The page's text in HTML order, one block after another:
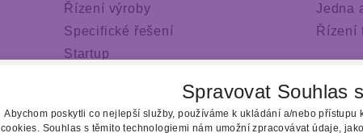
Spravovat Souhlas
Abychom poskytli co nejlepší služby, používáme k ukládání a/nebo
cookies. Souhlas s těmito technologiemi nám umožní zpracovávat údaje,
Řízení výroby
Specifické řešení
Startup
Jedna
Řízení